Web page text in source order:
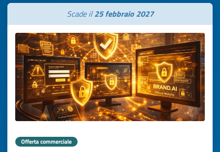
Scade il25 febbraio 2027
Offerta commerciale